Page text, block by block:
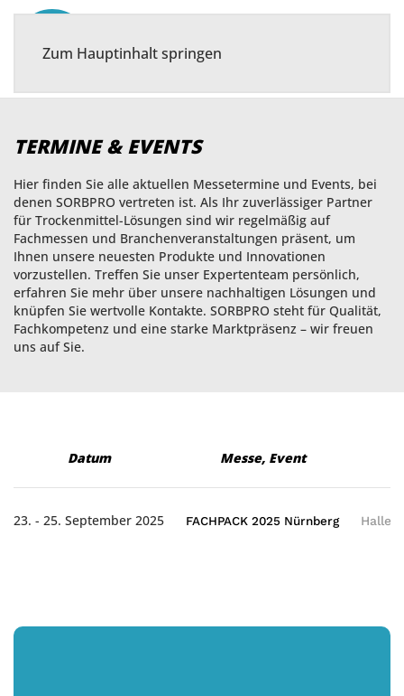
Zum Hauptinhalt springen
TERMINE & EVENTS
Hier finden Sie alle aktuellen Messetermine und Events, bei
denen SORBPRO vertreten ist. Als Ihr zuverlässiger Partner
für Trockenmittel-Lösungen sind wir regelmäßig auf
Fachmessen und Branchenveranstaltungen präsent, um
Ihnen unsere neuesten Produkte und Innovationen
vorzustellen. Treffen Sie unser Expertenteam persönlich,
erfahren Sie mehr über unsere nachhaltigen Lösungen und
knüpfen Sie wertvolle Kontakte. SORBPRO steht für Qualität,
Fachkompetenz und eine starke Marktpräsenz – wir freuen
uns auf Sie.
Datum Messe, Event
23. - 25. September 2025 FACHPACK 2025 Nürnberg Halle